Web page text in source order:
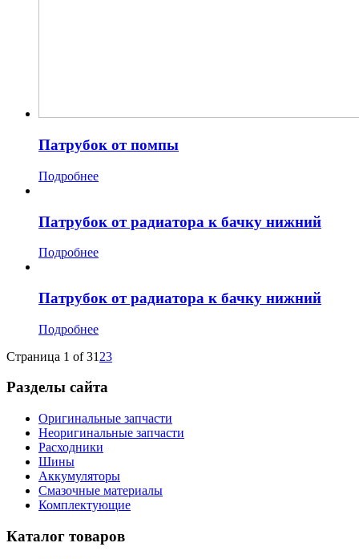
Патрубок от помпы
Подробнее
Патрубок от радиатора к бачку нижний
Подробнее
Патрубок от радиатора к бачку нижний
Подробнее
Страница 1 of 31 23
Разделы сайта
Оригинальные запчасти
Неоригинальные запчасти
Расходники
Шины
Аккумуляторы
Смазочные материалы
Комплектующие
Каталог товаров